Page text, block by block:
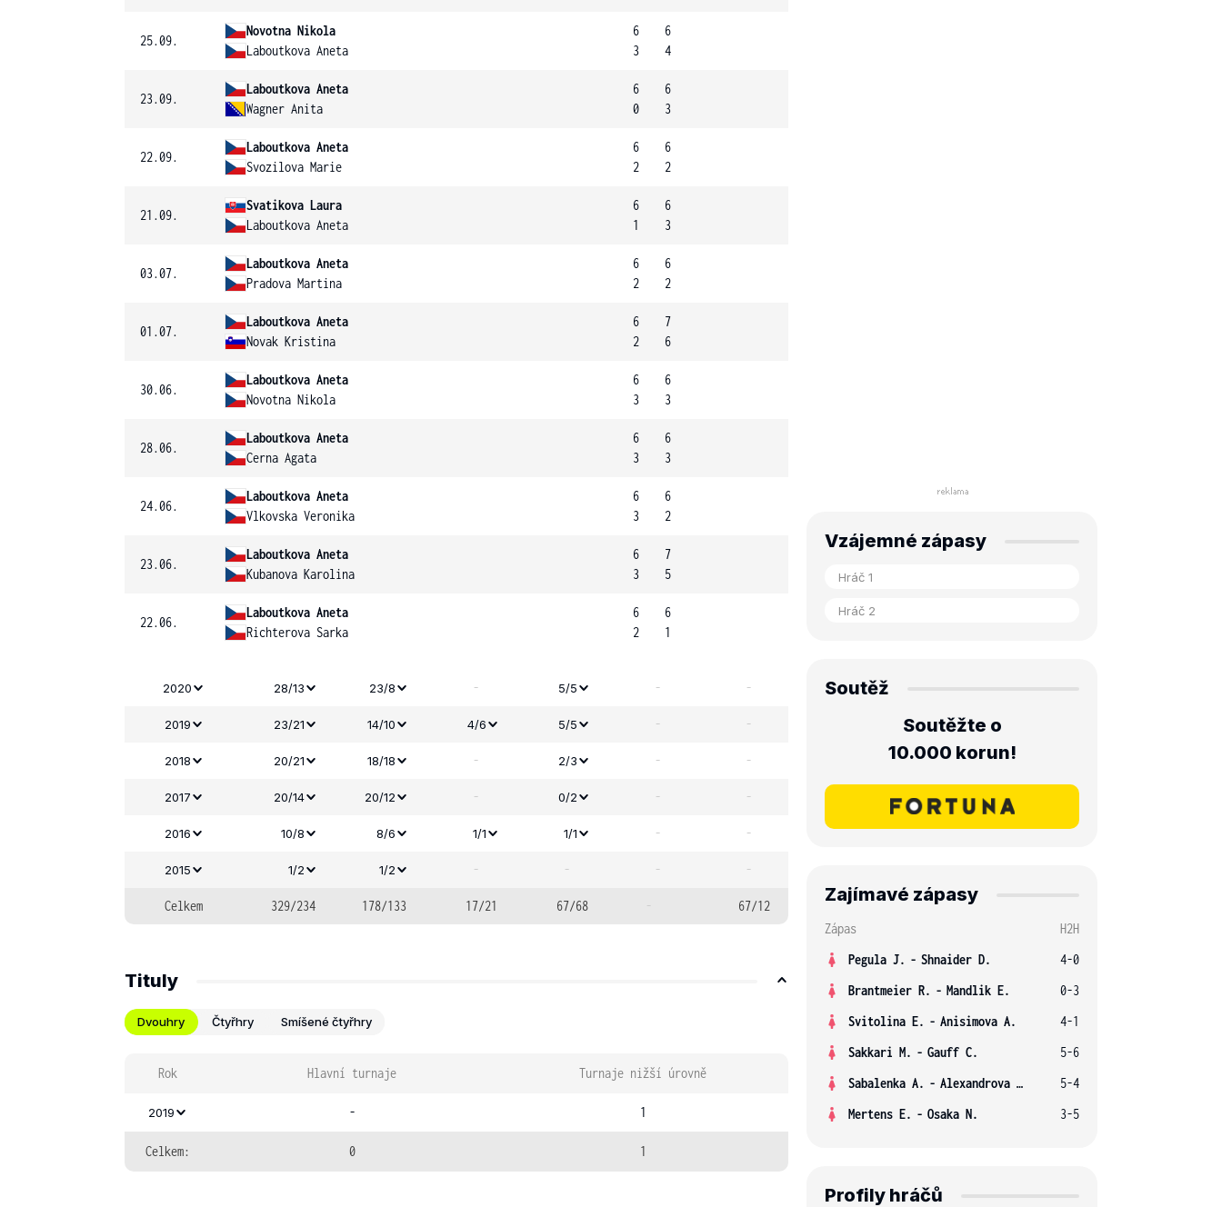
25.09.
Novotna Nikola
Laboutkova Aneta
6
3
6
4
23.09.
Laboutkova Aneta
Wagner Anita
6
0
6
3
22.09.
Laboutkova Aneta
Svozilova Marie
6
2
6
2
21.09.
Svatikova Laura
Laboutkova Aneta
6
1
6
3
03.07.
Laboutkova Aneta
Pradova Martina
6
2
6
2
01.07.
Laboutkova Aneta
Novak Kristina
6
2
7
6
30.06.
Laboutkova Aneta
Novotna Nikola
6
3
6
3
28.06.
Laboutkova Aneta
Cerna Agata
6
3
6
3
24.06.
Laboutkova Aneta
Vlkovska Veronika
6
3
6
2
23.06.
Laboutkova Aneta
Kubanova Karolina
6
3
7
5
22.06.
Laboutkova Aneta
Richterova Sarka
6
2
6
1
2020 28/13 23/8 - 5/5 - -
2019 23/21 14/10 4/6 5/5 - -
2018 20/21 18/18 - 2/3 - -
2017 20/14 20/12 - 0/2 - -
2016 10/8 8/6 1/1 1/1 - -
2015 1/2 1/2 - - - -
Celkem 329/234 178/133 17/21 67/68 - 67/12
Tituly
Dvouhry Čtyřhry Smíšené čtyřhry
Rok Hlavní turnaje Turnaje nižší úrovně
2019 - 1
Celkem: 0 1
Vzájemné zápasy
Soutěž
Soutěžte o
10.000 korun!
Zajímavé zápasy
Zápas
H2H
Pegula J. - Shnaider D.
4-0
Brantmeier R. - Mandlik E.
0-3
Svitolina E. - Anisimova A.
4-1
Sakkari M. - Gauff C.
5-6
Sabalenka A. - Alexandrova E.
5-4
Mertens E. - Osaka N. 3-5
Profily hráčů